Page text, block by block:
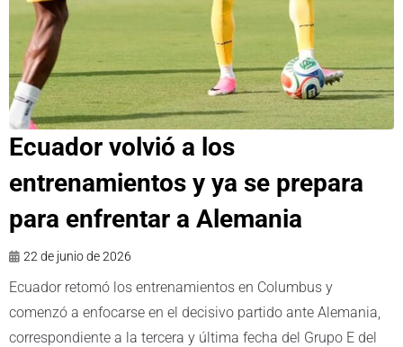
Ecuador volvió a los
entrenamientos y ya se prepara
para enfrentar a Alemania
22 de junio de 2026
Ecuador retomó los entrenamientos en Columbus y
comenzó a enfocarse en el decisivo partido ante Alemania,
correspondiente a la tercera y última fecha del Grupo E del